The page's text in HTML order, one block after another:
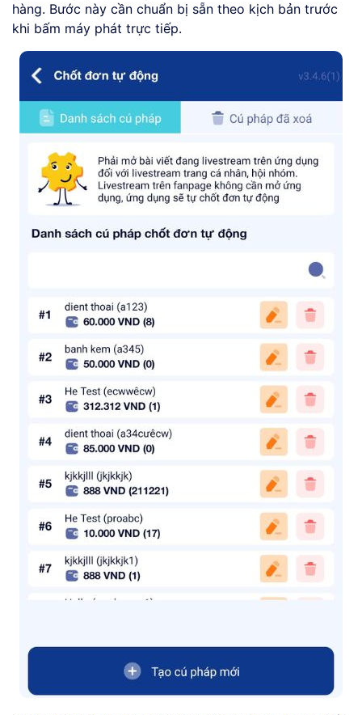
hàng. Bước này cần chuẩn bị sẵn theo kịch bản trước
khi bấm máy phát trực tiếp.